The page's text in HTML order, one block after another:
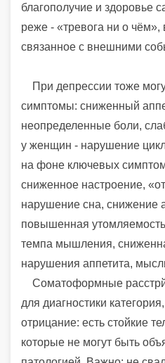
благополучие и здоровье
реже - «тревога ни о чём»,
связанное с внешними
При депрессии тоже
симптомы: сниженный
неопределенные боли,
у женщин - нарушение
на фоне ключевых
сниженное настроение,
нарушение сна, снижение
повышенная
темпа мышления,
нарушения аппетита,
Соматоформные
для диагностики
отрицание: есть стойкие
которые не могут быть